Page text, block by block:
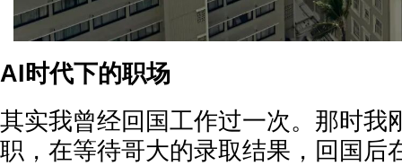
AI时代下的职场
其实我曾经回国工作过一次。那时我
职，在等待哥大的录取结果，回国后